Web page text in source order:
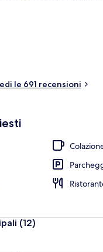
un'ottima vista sul mare e
punti di forza di questo
viaggiatori lodano la
le 691 recensioni
(12)